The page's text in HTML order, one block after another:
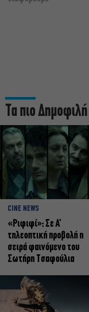
Τα πιο Δημοφιλή
CINE NEWS
«Ριφιφί»: Σε Α’
τηλεοπτική προβολή η
σειρά φαινόμενο του
Σωτήρη Τσαφούλια